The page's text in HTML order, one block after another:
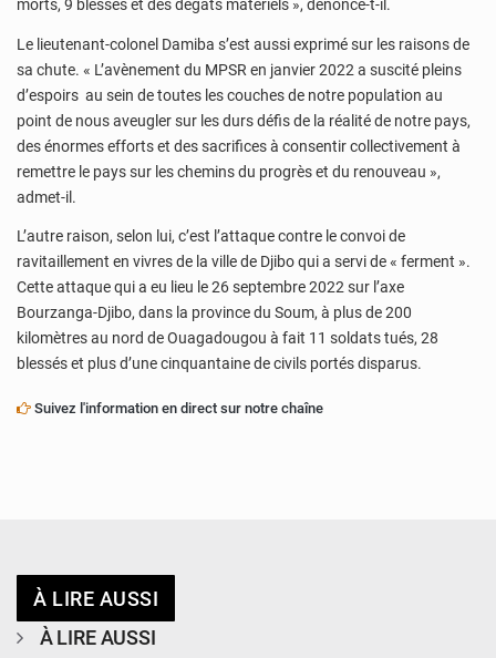
morts, 9 blessés et des dégâts matériels », dénonce-t-il.
Le lieutenant-colonel Damiba s’est aussi exprimé sur les raisons de
sa chute. « L’avènement du MPSR en janvier 2022 a suscité pleins
d’espoirs au sein de toutes les couches de notre population au
point de nous aveugler sur les durs défis de la réalité de notre pays,
des énormes efforts et des sacrifices à consentir collectivement à
remettre le pays sur les chemins du progrès et du renouveau »,
admet-il.
L’autre raison, selon lui, c’est l’attaque contre le convoi de
ravitaillement en vivres de la ville de Djibo qui a servi de « ferment ».
Cette attaque qui a eu lieu le 26 septembre 2022 sur l’axe
Bourzanga-Djibo, dans la province du Soum, à plus de 200
kilomètres au nord de Ouagadougou à fait 11 soldats tués, 28
blessés et plus d’une cinquantaine de civils portés disparus.
Suivez l'information en direct sur notre chaîne
À LIRE AUSSI
À LIRE AUSSI